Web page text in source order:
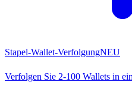
Stapel-Wallet-VerfolgungNEU
Verfolgen Sie 2-100 Wallets in